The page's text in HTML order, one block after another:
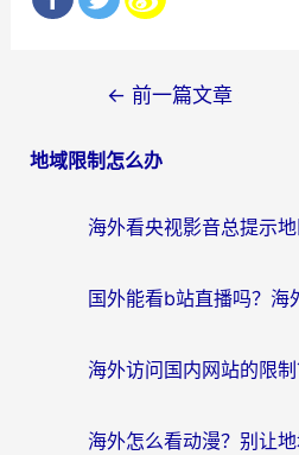
导
← 前一篇文章
地域限制怎么办